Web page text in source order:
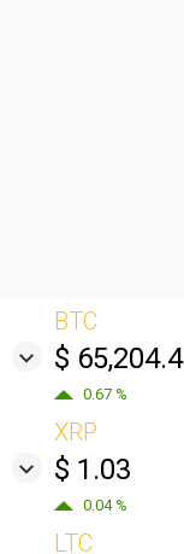
BTC
$ 65,204.4
0.67 %
XRP
$ 1.03
0.04 %
LTC